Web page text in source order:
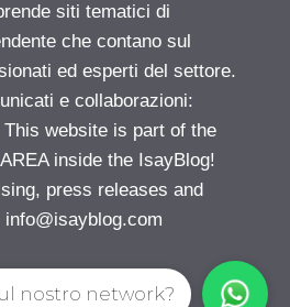
siti tematici di
che contano sul
ed esperti del settore.
e collaborazioni:
This website is part of the
inside the IsayBlog!
press releases and
info@isayblog.com
nostro network?